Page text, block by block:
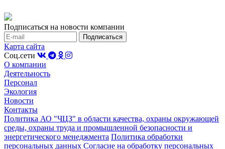
Подписаться на новости компании
Карта сайта
Соц.сети
О компании
Деятельность
Персонал
Экология
Новости
Контакты
Политика АО "ЧЦЗ" в области качества, охраны окружающей
среды, охраны труда и промышленной безопасности и
энергетического менеджмента Политика обработки
персональных данных Согласие на обработку персональных